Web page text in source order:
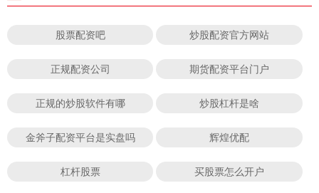
股票配资吧 炒股配资官方网站
正规配资公司 期货配资平台门户
正规的炒股软件有哪 炒股杠杆是啥
金斧子配资平台是实盘吗 辉煌优配
杠杆股票 买股票怎么开户